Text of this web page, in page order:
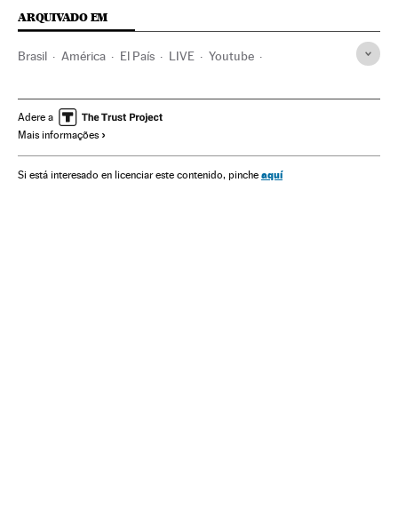
ARQUIVADO EM
Brasil América El País LIVE Youtube
Eleições municipais 2020
Partido dos Trabalhadores
Adere a
Mais informações
Si está interesado en licenciar este contenido, pinche aquí